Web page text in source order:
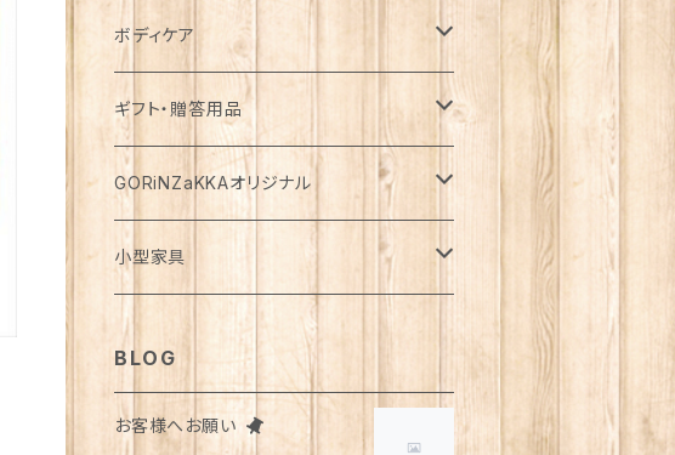
エコバッグ
花瓶
鏡
お風呂・ランドリー
タオル
スリッパ
マスク
アクセサリー
マフラー・ストール
ブランケット
バッグ
スマホショルダーバッグ
ポーチ
食器
お箸
カトラリー
ストロー
グラス
ガーデン雑貨
ジョウロ
鉢
はさみ
ステーショナリー
紙類
ノート
カード
ミニチュア
アウトドア
手芸用品
ダウン
ジャケット
パーカー・ウィンドブレーカー
カーディガン
ブルゾン
長袖
半袖
五分丈、七分丈
ニット
ボトムス
スカート
キュロット
ワイドパンツ
ワンピース・チュニック
ルームウェア・パジャマ
アンダーウェア
レッグウェア
メンズ
下着
食器・カトラリー
バッテリー
ブランケット・寝具
食料
パックご飯
お餅
麺類
飲料
水・炭酸水
ジュース
コーヒー
ペーパー類
トイレットペーパー
ティッシュペーパー
ライト
ろうそく
ドライフード
犬用
猫用
メダカ
ウェットフード
無添加・手作り（犬用）
猫用
缶詰
犬用
猫用
レトルト食品
犬用
猫用
おやつ
食器
ボディケア
基礎化粧品
化粧水
乳液
医薬部外品
メイク用品
ボディーソープ
ヘアケア
せっけん
ギフト・贈答用品
食品・飲料
食器類
タオル
洗剤
GORiNZaKKAオリジナル
アパレル
Tシャツ
アクセサリー
飲料
小型家具
スツール
BLOG
お客様へお願い